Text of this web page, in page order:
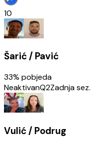
10
Šarić / Pavić
33% pobjeda
NeaktivanQ2Zadnja sez.
Vulić / Podrug